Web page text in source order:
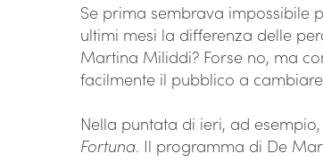
Se prima sembrava impossibile
ultimi mesi la differenza delle
Martina Miliddi? Forse no, ma
facilmente il pubblico a
Nella puntata di ieri, ad
Fortuna. Il programma di De